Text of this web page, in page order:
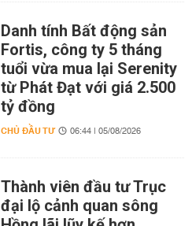
Danh tính Bất động sản
Fortis, công ty 5 tháng
tuổi vừa mua lại Serenity
từ Phát Đạt với giá 2.500
tỷ đồng
CHỦ ĐẦU TƯ 06:44 | 05/08/2026
Thành viên đầu tư Trục
đại lộ cảnh quan sông